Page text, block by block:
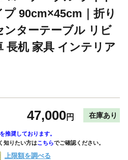
90cm×45cm｜折り
ンターテーブル リビ
長机 家具 インテリア
47,000円 在庫あり
を推奨しております。
知りたい方はこちらでご確認ください。
上限額を調べる